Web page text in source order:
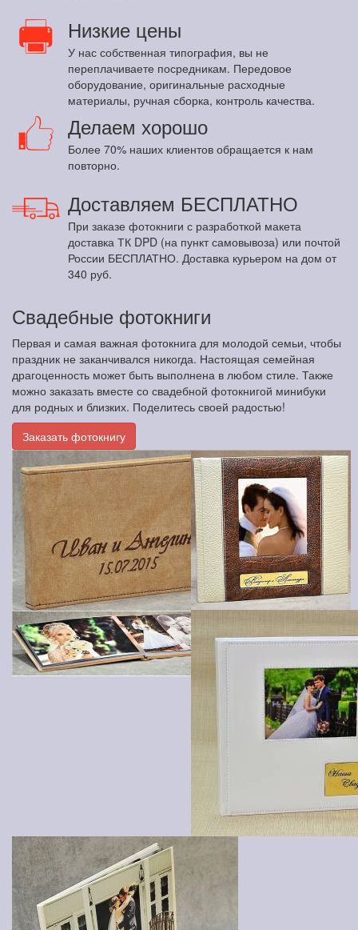
Низкие цены
У нас собственная типография, вы не
переплачиваете посредникам. Передовое
оборудование, оригинальные расходные
материалы, ручная сборка, контроль качества.
Делаем хорошо
Более 70% наших клиентов обращается к нам
повторно.
Доставляем БЕСПЛАТНО
При заказе фотокниги с разработкой макета
доставка ТК DPD (на пункт самовывоза) или почтой
России БЕСПЛАТНО. Доставка курьером на дом от
340 руб.
Свадебные фотокниги
Первая и самая важная фотокнига для молодой семьи, чтобы
праздник не заканчивался никогда. Настоящая семейная
драгоценность может быть выполнена в любом стиле. Также
можно заказать вместе со свадебной фотокнигой минибуки
для родных и близких. Поделитесь своей радостью!
Заказать фотокнигу